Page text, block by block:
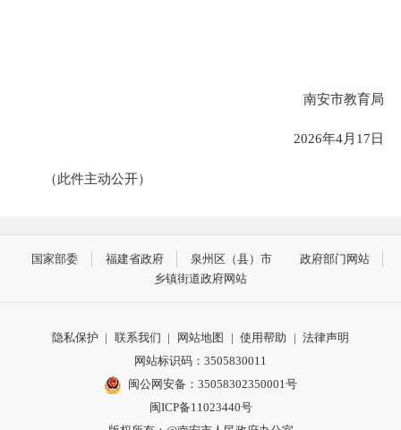
南安市教育局
2026年4月17日
（此件主动公开）
国家部委 福建省政府 泉州区（县）市
政府部门网站
乡镇街道政府网站
隐私保护 | 联系我们 | 网站地图 | 使用帮助 | 法律声明
网站标识码：3505830011
闽公网安备：35058302350001号
闽ICP备11023440号